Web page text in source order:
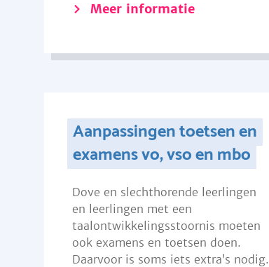
Meer informatie
Aanpassingen toetsen en
examens vo, vso en mbo
Dove en slechthorende leerlingen
en leerlingen met een
taalontwikkelingsstoornis moeten
ook examens en toetsen doen.
Daarvoor is soms iets extra’s nodig.